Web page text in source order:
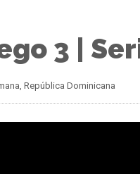
3 |
República Dominicana